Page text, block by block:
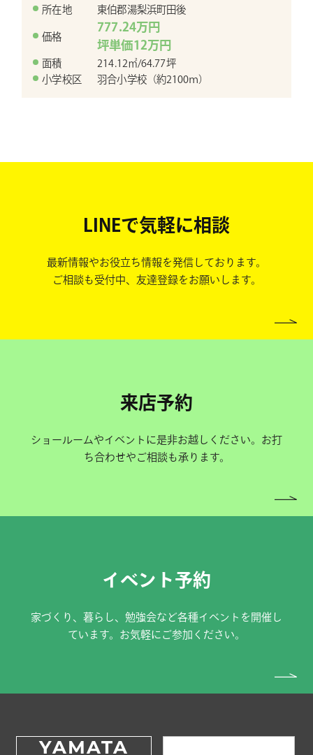
所在地 東伯郡湯梨浜町田後
価格
777.24万円
坪単価12万円
面積
214.12㎡/64.77坪
小学校区
羽合小学校（約2100ｍ）
LINEで気軽に相談
最新情報やお役立ち情報を発信しております。
ご相談も受付中、友達登録をお願いします。
来店予約
ショールームやイベントに是非お越しください。お打
ち合わせやご相談も承ります。
イベント予約
家づくり、暮らし、勉強会など各種イベントを開催し
ています。お気軽にご参加ください。
YAMATA